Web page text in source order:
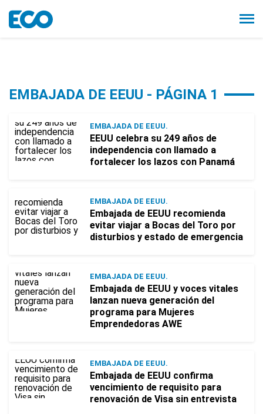
EMBAJADA DE EEUU - PÁGINA 1
EMBAJADA DE EEUU.
EEUU celebra su 249 años de
independencia con llamado a
fortalecer los lazos con Panamá
EMBAJADA DE EEUU.
Embajada de EEUU recomienda
evitar viajar a Bocas del Toro por
disturbios y estado de emergencia
EMBAJADA DE EEUU.
Embajada de EEUU y voces vitales
lanzan nueva generación del
programa para Mujeres
Emprendedoras AWE
EMBAJADA DE EEUU.
Embajada de EEUU confirma
vencimiento de requisito para
renovación de Visa sin entrevista